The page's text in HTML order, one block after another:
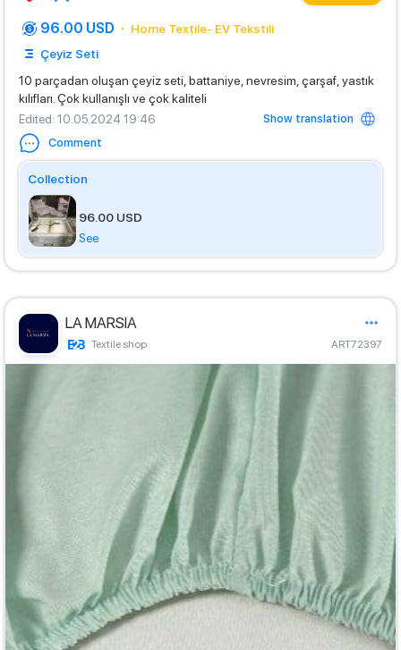
96.00 USD
Home Textile- EV Tekstili
Çeyiz Seti
10 parçadan oluşan çeyiz seti, battaniye, nevresim, çarşaf, yastık
kılıfları. Çok kullanışlı ve çok kaliteli
Edited: 10.05.2024 19:46
Show translation
Comment
Collection
96.00 USD
See
LA MARSIA
Textile shop ART72397